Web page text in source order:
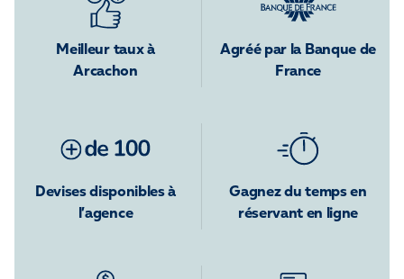
Meilleur taux à
Arcachon
Agréé par la Banque de
France
Devises disponibles à
l’agence
Gagnez du temps en
réservant en ligne